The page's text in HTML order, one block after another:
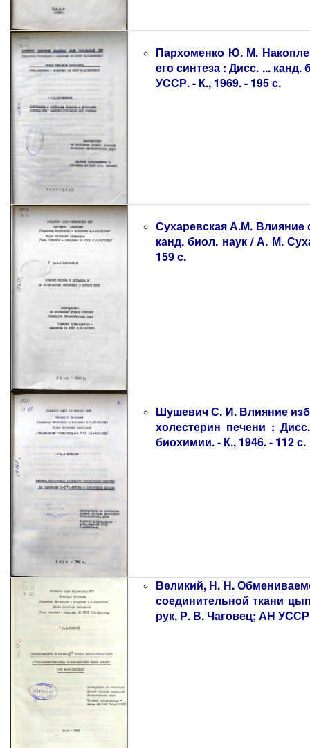
Пархоменко Ю. М.
его синтеза : Дисс. ...
УCСР. - К., 1969. - 195 с.
Сухаревская А.М. Влияние
канд. биол. наук / А. М.
159 с.
Шушевич С. И. Влияние
холестерин печени :
биохимии. - К., 1946. - 112 с.
Великий, Н. Н.
соединительной ткани
рук. Р. В. Чаговец; АН